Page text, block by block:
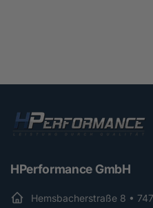
HPerformance GmbH
Hemsbacherstraße 8 •